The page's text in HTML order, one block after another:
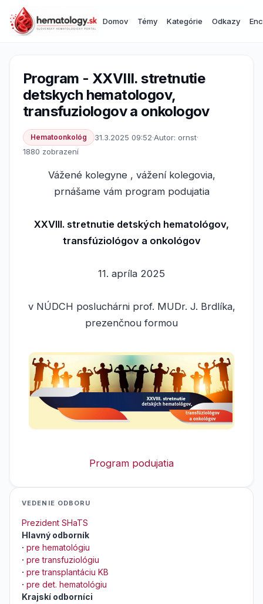
Domov Témy Kategórie Odkazy
Program - XXVIII. stretnutie
detskych hematologov,
transfuziologov a onkologov
Hematoonkológ 31.3.2025 09:52·Autor: ornst·
1880 zobrazení
Vážené kolegyne , vážení kolegovia,
prnášame vám program podujatia
XXVIII. stretnutie detských hematológov,
transfúziológov a onkológov
11. apríla 2025
v NÚDCH posluchárni prof. MUDr. J. Brdlíka,
prezenčnou formou
Program podujatia
VEDENIE ODBORU
Prezident SHaTS
Hlavný odborník
· pre hematológiu
· pre transfuziológiu
· pre transplantáciu KB
· pre det. hematológiu
Krajskí odborníci